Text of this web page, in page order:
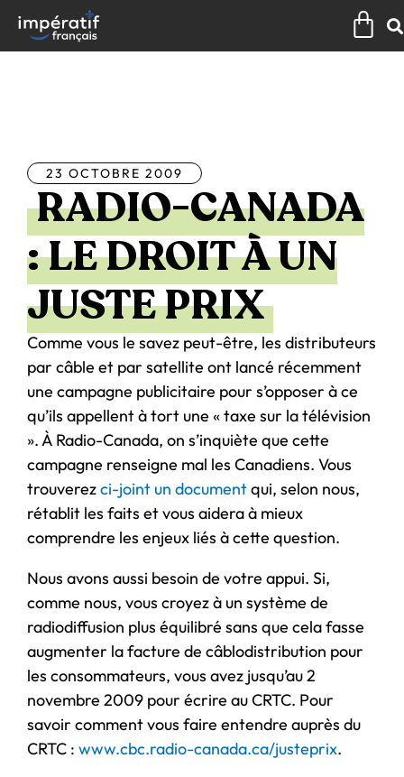
contenu
23 OCTOBRE 2009
RADIO-CANADA
: LE DROIT À UN
JUSTE PRIX
Comme vous le savez peut-être, les distributeurs
par câble et par satellite ont lancé récemment
une campagne publicitaire pour s’opposer à ce
qu’ils appellent à tort une « taxe sur la télévision
». À Radio-Canada, on s’inquiète que cette
campagne renseigne mal les Canadiens. Vous
trouverezci-joint un documentqui, selon nous,
rétablit les faits et vous aidera à mieux
comprendre les enjeux liés à cette question.
Nous avons aussi besoin de votre appui. Si,
comme nous, vous croyez à un système de
radiodiffusion plus équilibré sans que cela fasse
augmenter la facture de câblodistribution pour
les consommateurs, vous avez jusqu’au 2
novembre 2009 pour écrire au CRTC. Pour
savoir comment vous faire entendre auprès du
CRTC : www.cbc.radio-canada.ca/justeprix.